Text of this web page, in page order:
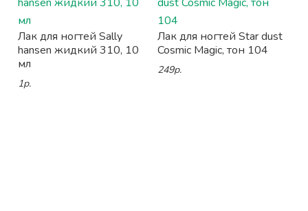
Лак для ногтей Sally
hansen жидкий 310, 10
мл
1р.
Лак для ногтей Star dust
Cosmic Magic, тон 104
249р.